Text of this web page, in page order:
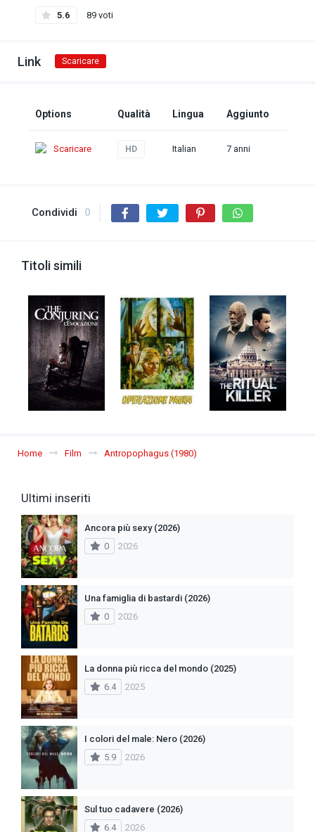
5.6 89 voti
Link Scaricare
Options Qualità Lingua Aggiunto
Scaricare HD Italian 7 anni
Condividi 0
Titoli simili
Home Film Antropophagus (1980)
Ultimi inseriti
Ancora più sexy (2026)
0
2026
Una famiglia di bastardi (2026)
0
2026
La donna più ricca del mondo (2025)
6.4
2025
I colori del male: Nero (2026)
5.9
2026
Sul tuo cadavere (2026)
6.4
2026